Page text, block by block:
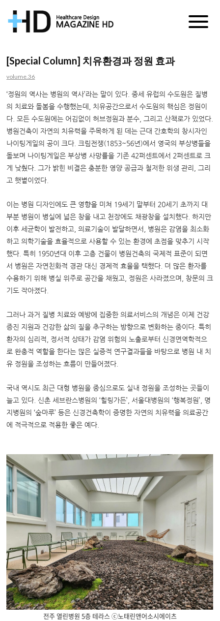
거
HD
[Special Column] 치유환경과 정원 효과
volume.36
‘정원의 역사는 병원의 역사’라는 말이 있다. 중세 유럽의 수도원은 질병
의 치료와 돌봄을 수행했는데, 치유공간으로서 수도원의 핵심은 정원이
다. 모든 수도원에는 어김없이 허브정원과 분수, 그리고 산책로가 있었다.
병원건축이 자연의 치유력을 주목하게 된 데는 근대 간호학의 창시자인
나이팅게일의 공이 크다. 크림전쟁(1853~56년)에서 영국의 부상병들을
돌보며 나이팅게일은 부상병 사망률을 기존 42퍼센트에서 2퍼센트로 크
게 낮췄다. 그가 밝힌 비결은 충분한 영양 공급과 철저한 위생 관리, 그리
고 햇볕이었다.
이는 병원 디자인에도 큰 영향을 미쳐 19세기 말부터 20세기 초까지 대
부분 병원이 병실에 넓은 창을 내고 천장에도 채광창을 설치했다. 하지만
이후 세균학이 발전하고, 의료기술이 발달하면서, 병원은 감염을 최소화
하고 의학기술을 효율적으로 사용할 수 있는 환경에 초점을 맞추기 시작
했다. 특히 1950년대 이후 고층 건물이 병원건축의 국제적 표준이 되면
서 병원은 자연친화적 경관 대신 경제적 효율을 택했다. 더 많은 환자를
수용하기 위해 병실 위주로 공간을 채웠고, 정원은 사라졌으며, 창문의 크
기도 작아졌다.
그러나 과거 질병 치료와 예방에 집중한 의료서비스의 개념은 이제 건강
증진 지원과 건강한 삶의 질을 추구하는 방향으로 변화하는 중이다. 특히
환자의 심리적
정서적 상태가 감염 위험의 노출로부터 신경면역학적으
로 완충적 역할을 한다는 많은 실증적 연구결과들을 바탕으로 병원 내 치
유 정원을 조성하는 흐름이 만들어졌다.
국내 역시도 최근 대형 병원을 중심으로도 실내 정원을 조성하는 곳들이
늘고 있다. 신촌 세브란스병원의 ‘힐링가든’, 서울대병원의 ‘행복정원’, 명
지병원의 ‘숲마루’ 등은 신경건축학이 증명한 자연의 치유력을 의료공간
에 적극적으로 적용한 좋은 예다.
전주 열린병원 5층 테라스 ⓒ노태린앤어소시에이츠